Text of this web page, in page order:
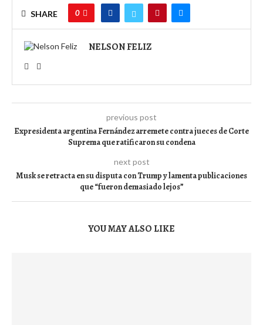
SHARE 0
NELSON FELIZ
previous post
Expresidenta argentina Fernández arremete contra jueces de Corte
Suprema que ratificaron su condena
next post
Musk se retracta en su disputa con Trump y lamenta publicaciones
que “fueron demasiado lejos”
YOU MAY ALSO LIKE